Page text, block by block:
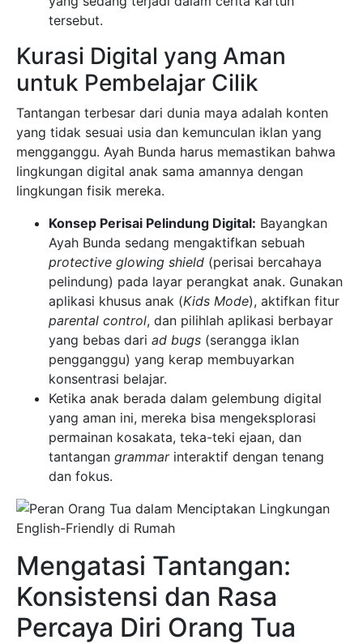
tersebut.
Kurasi Digital yang Aman
untuk Pembelajar Cilik
Tantangan terbesar dari dunia maya adalah konten
yang tidak sesuai usia dan kemunculan iklan yang
mengganggu. Ayah Bunda harus memastikan bahwa
lingkungan digital anak sama amannya dengan
lingkungan fisik mereka.
Konsep Perisai Pelindung Digital: Bayangkan
Ayah Bunda sedang mengaktifkan sebuah
protective glowing shield (perisai bercahaya
pelindung) pada layar perangkat anak. Gunakan
aplikasi khusus anak (Kids Mode), aktifkan fitur
parental control, dan pilihlah aplikasi berbayar
yang bebas dari ad bugs (serangga iklan
pengganggu) yang kerap membuyarkan
konsentrasi belajar.
Ketika anak berada dalam gelembung digital
yang aman ini, mereka bisa mengeksplorasi
permainan kosakata, teka-teki ejaan, dan
tantangan grammarinteraktif dengan tenang
dan fokus.
Mengatasi Tantangan:
Konsistensi dan Rasa
Percaya Diri Orang Tua